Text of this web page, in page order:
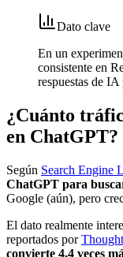
Dato clave
En un
consistente en
respuestas de
¿Cuánto
en ChatGPT?
Según Search Engine
ChatGPT para
Google (aún), pero
El dato realmente
reportados por
convierte 4,4 veces